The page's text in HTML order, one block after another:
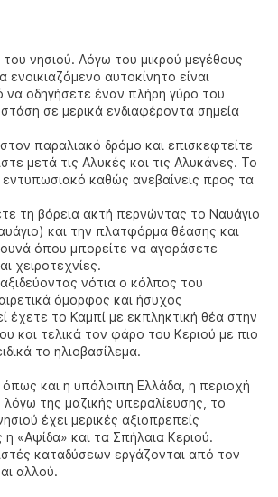
νησιού. Λόγω του μικρού μεγέθους
ενοικιαζόμενο αυτοκίνητο είναι
οδηγήσετε έναν πλήρη γύρο του
σε μερικά ενδιαφέροντα σημεία
παραλιακό δρόμο και επισκεφτείτε
μετά τις Αλυκές και τις Αλυκάνες. Το
εντυπωσιακό καθώς ανεβαίνεις προς τα
τη βόρεια ακτή περνώντας το Ναυάγιο
και την πλατφόρμα θέασης και
όπου μπορείτε να αγοράσετε
χειροτεχνίες.
νότια ο κόλπος του
όμορφος και ήσυχος
έχετε το Καμπί με εκπληκτική θέα στην
και τελικά τον φάρο του Κεριού με πιο
το ηλιοβασίλεμα.
και η υπόλοιπη Ελλάδα, η περιοχή
λόγω της μαζικής υπεραλίευσης, το
έχει μερικές αξιοπρεπείς
«Αψίδα» και τα Σπήλαια Κεριού.
καταδύσεων εργάζονται από τον
αλλού.